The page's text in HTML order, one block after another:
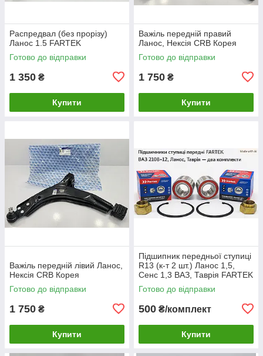
Распредвал (без прорізу)
Ланос 1.5 FARTEK
Готово до відправки
1 350 ₴
Купити
Важіль передній правий
Ланос, Нексія CRB Корея
Готово до відправки
1 750 ₴
Купити
Важіль передній лівий Ланос,
Нексія CRB Корея
Готово до відправки
1 750 ₴
Купити
Підшипник передньої ступиці
R13 (к-т 2 шт.) Ланос 1,5,
Сенс 1,3 ВАЗ, Таврія FARTEK
Готово до відправки
500 ₴/комплект
Купити